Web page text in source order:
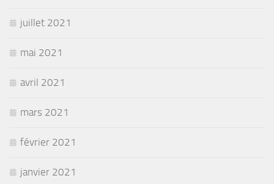
juillet 2021
mai 2021
avril 2021
mars 2021
février 2021
janvier 2021